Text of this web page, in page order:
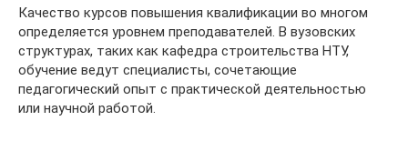
Качество курсов повышения квалификации во многом
определяется уровнем преподавателей. В вузовских
структурах, таких как кафедра строительства НТУ,
обучение ведут специалисты, сочетающие
педагогический опыт с практической деятельностью
или научной работой.